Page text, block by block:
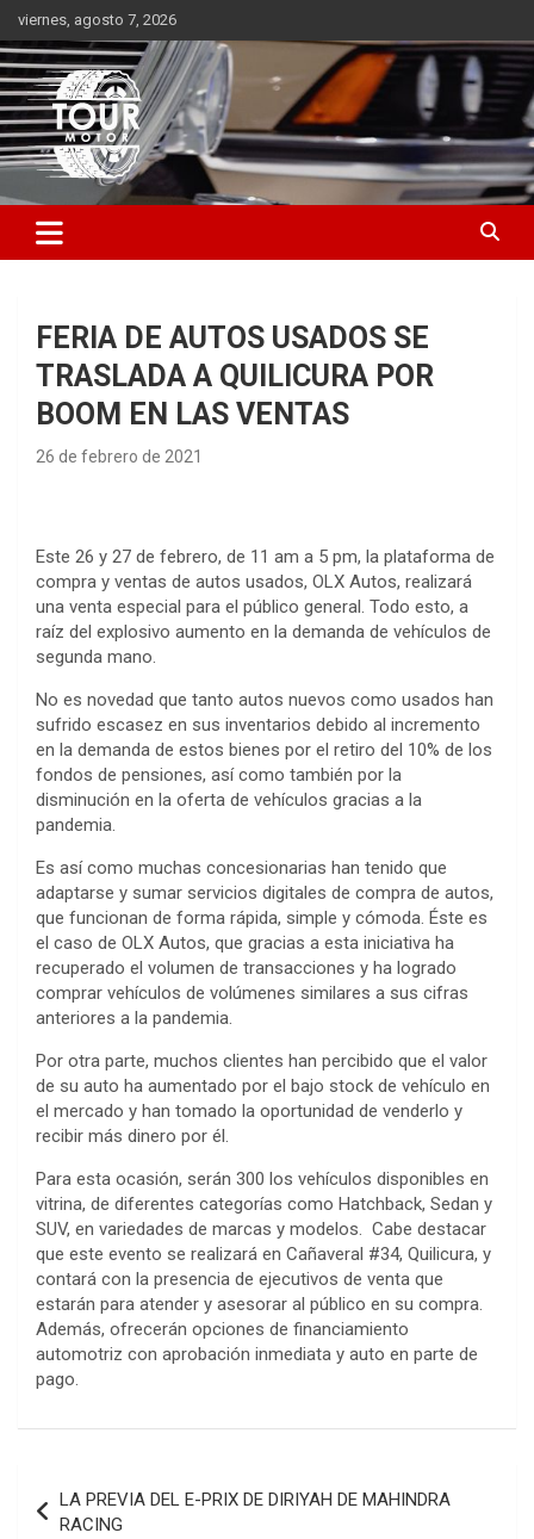
Saltar
al
contenido
viernes, agosto 7, 2026
Tour Motor
Plataforma de contenido audiovisual para el sector automotriz
FERIA DE AUTOS USADOS SE
TRASLADA A QUILICURA POR
BOOM EN LAS VENTAS
26 de febrero de 2021
Este 26 y 27 de febrero, de 11 am a 5 pm, la plataforma de
compra y ventas de autos usados, OLX Autos, realizará
una venta especial para el público general. Todo esto, a
raíz del explosivo aumento en la demanda de vehículos de
segunda mano.
No es novedad que tanto autos nuevos como usados han
sufrido escasez en sus inventarios debido al incremento
en la demanda de estos bienes por el retiro del 10% de los
fondos de pensiones, así como también por la
disminución en la oferta de vehículos gracias a la
pandemia.
Es así como muchas concesionarias han tenido que
adaptarse y sumar servicios digitales de compra de autos,
que funcionan de forma rápida, simple y cómoda. Éste es
el caso de OLX Autos, que gracias a esta iniciativa ha
recuperado el volumen de transacciones y ha logrado
comprar vehículos de volúmenes similares a sus cifras
anteriores a la pandemia.
Por otra parte, muchos clientes han percibido que el valor
de su auto ha aumentado por el bajo stock de vehículo en
el mercado y han tomado la oportunidad de venderlo y
recibir más dinero por él.
Para esta ocasión, serán 300 los vehículos disponibles en
vitrina, de diferentes categorías como Hatchback, Sedan y
SUV, en variedades de marcas y modelos. Cabe destacar
que este evento se realizará en Cañaveral #34, Quilicura, y
contará con la presencia de ejecutivos de venta que
estarán para atender y asesorar al público en su compra.
Además, ofrecerán opciones de financiamiento
automotriz con aprobación inmediata y auto en parte de
pago.
de
LA PREVIA DEL E-PRIX DE DIRIYAH DE MAHINDRA
RACING